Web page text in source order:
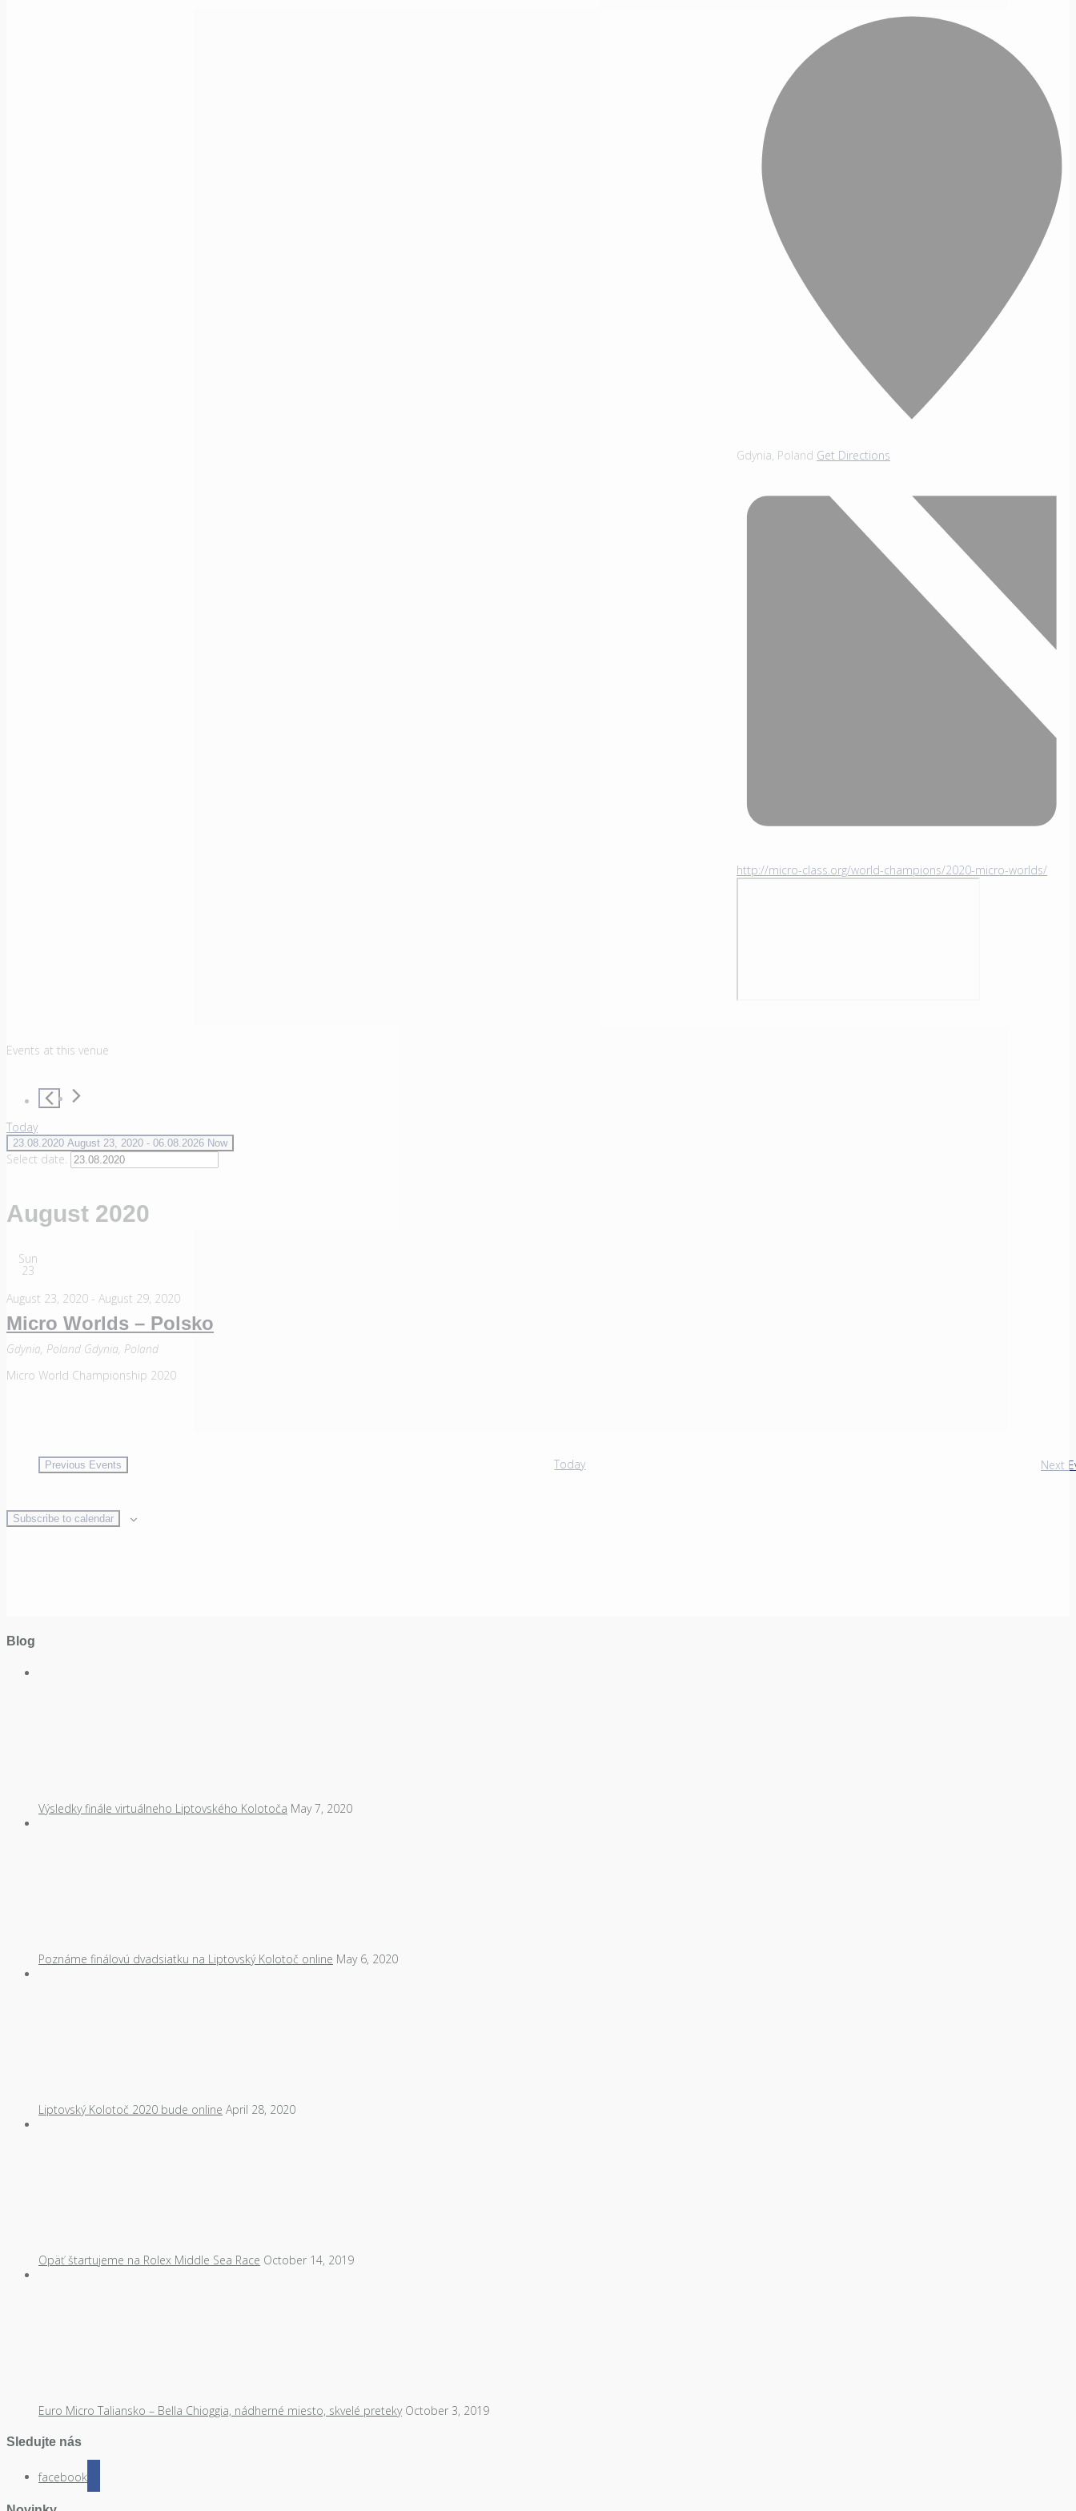
Gdynia Poland Get Directions
http://micro-class.org/world-champions/2020-micro-worlds/
Events at this venue
Today
23.08.2020 August 23, 2020 - 06.08.2026 Now
Select date.
August 2020
Sun
23
August 23, 2020 - August 29, 2020
Micro Worlds – Polsko
Gdynia, Poland Gdynia, Poland
Micro World Championship 2020
Previous Events Today Next
Subscribe to calendar
Blog
Výsledky finále virtuálneho Liptovského Kolotoča May 7, 2020
Poznáme finálovú dvadsiatku na Liptovský Kolotoč online May 6, 2020
Liptovský Kolotoč 2020 bude online April 28, 2020
Opäť štartujeme na Rolex Middle Sea Race October 14, 2019
Euro Micro Taliansko – Bella Chioggia, nádherné miesto, skvelé preteky October 3, 2019
Sledujte nás
facebook